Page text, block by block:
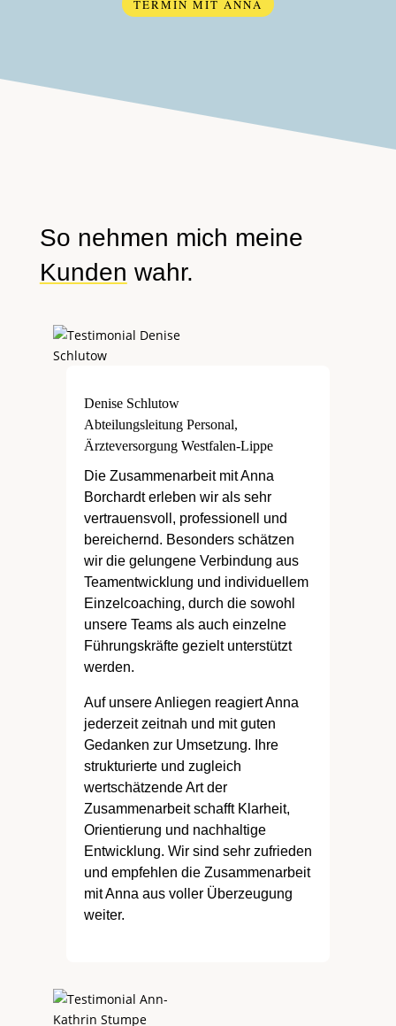
TERMIN MIT ANNA
So nehmen mich meine
Kunden wahr.
Denise Schlutow
Abteilungsleitung Personal,
Ärzteversorgung Westfalen-Lippe
Die Zusammenarbeit mit Anna
Borchardt erleben wir als sehr
vertrauensvoll, professionell und
bereichernd. Besonders schätzen
wir die gelungene Verbindung aus
Teamentwicklung und individuellem
Einzelcoaching, durch die sowohl
unsere Teams als auch einzelne
Führungskräfte gezielt unterstützt
werden.
Auf unsere Anliegen reagiert Anna
jederzeit zeitnah und mit guten
Gedanken zur Umsetzung. Ihre
strukturierte und zugleich
wertschätzende Art der
Zusammenarbeit schafft Klarheit,
Orientierung und nachhaltige
Entwicklung. Wir sind sehr zufrieden
und empfehlen die Zusammenarbeit
mit Anna aus voller Überzeugung
weiter.